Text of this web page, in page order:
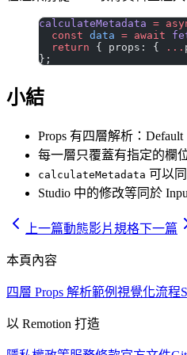
calculateMetadata =
  const
data = await
  return
{ props: { ...
};
小結
Props 有四層解析：
每一層只覆蓋有指定的欄
calculateMetadata 可以
Studio 中的修改等同於
上一篇動態影片規格下一篇
本頁內容
四層 Props 解析範例 視覺化流程
以 Remotion 打造